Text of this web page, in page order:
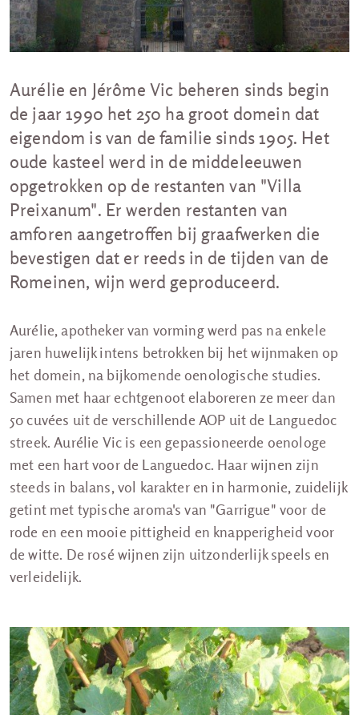
Aurélie en Jérôme Vic beheren sinds begin
de jaar 1990 het 250 ha groot domein dat
eigendom is van de familie sinds 1905. Het
oude kasteel werd in de middeleeuwen
opgetrokken op de restanten van "Villa
Preixanum". Er werden restanten van
amforen aangetroffen bij graafwerken die
bevestigen dat er reeds in de tijden van de
Romeinen, wijn werd geproduceerd.
Aurélie, apotheker van vorming werd pas na enkele
jaren huwelijk intens betrokken bij het wijnmaken op
het domein, na bijkomende oenologische studies.
Samen met haar echtgenoot elaboreren ze meer dan
50 cuvées uit de verschillende AOP uit de Languedoc
streek. Aurélie Vic is een gepassioneerde oenologe
met een hart voor de Languedoc. Haar wijnen zijn
steeds in balans, vol karakter en in harmonie, zuidelijk
getint met typische aroma's van "Garrigue" voor de
rode en een mooie pittigheid en knapperigheid voor
de witte. De rosé wijnen zijn uitzonderlijk speels en
verleidelijk.